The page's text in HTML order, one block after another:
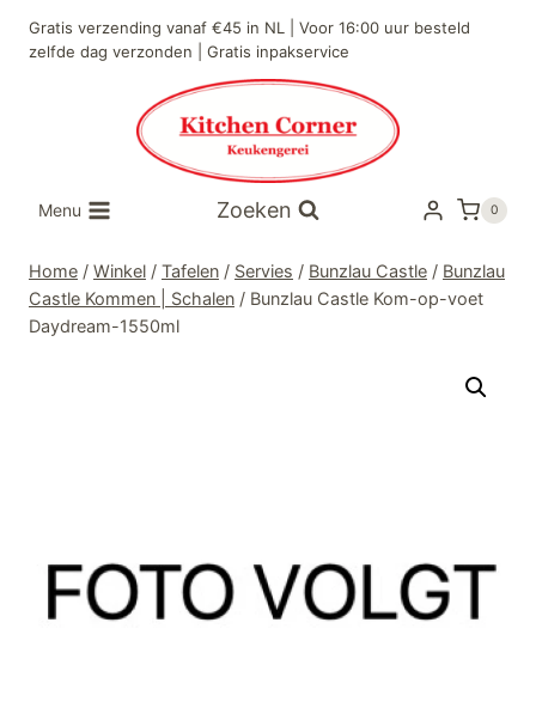
naar
Gratis verzending vanaf €45 in NL | Voor 16:00 uur besteld
zelfde dag verzonden | Gratis inpakservice
Menu Zoeken 0
Home / Winkel / Tafelen / Servies / Bunzlau Castle / Bunzlau
Castle Kommen | Schalen / Bunzlau Castle Kom-op-voet
Daydream-1550ml